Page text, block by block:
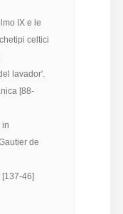
IX e le
celtici
lavador'.
[88-
in
de
[137-46]